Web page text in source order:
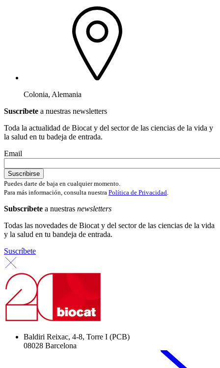
Colonia, Alemania
Suscríbete a nuestras newsletters
Toda la actualidad de Biocat y del sector de las ciencias de la vida y
la salud en tu badeja de entrada.
Email
Puedes darte de baja en cualquier momento.
Para más información, consulta nuestra Política de Privacidad
Subscríbete a nuestras newsletters
Todas las novedades de Biocat y del sector de las ciencias de la vida
y la salud en tu bandeja de entrada.
Suscríbete
Baldiri Reixac, 4-8, Torre I (PCB)
08028 Barcelona